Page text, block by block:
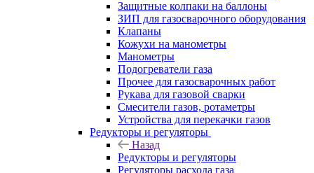
Защитные колпаки на баллоны
ЗИП для газосварочного оборудования
Клапаны
Кожухи на манометры
Манометры
Подогреватели газа
Прочее для газосварочных работ
Рукава для газовой сварки
Смесители газов, ротаметры
Устройства для перекачки газов
Редукторы и регуляторы
Назад
Редукторы и регуляторы
Регуляторы расхода газа